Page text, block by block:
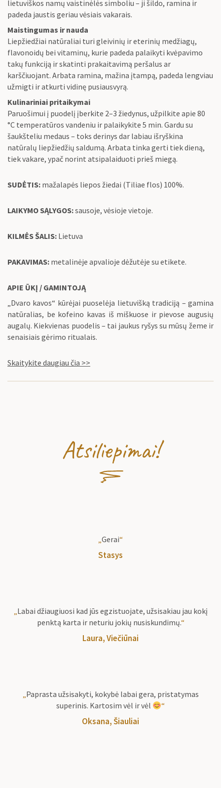
lietuviškos namų vaistinėlės simboliu – ji šildo, ramina ir
padeda jaustis geriau vėsiais vakarais.
Maistingumas ir nauda
Liepžiedžiai natūraliai turi gleivinių ir eterinių medžiagų,
flavonoidų bei vitaminų, kurie padeda palaikyti kvėpavimo
takų funkciją ir skatinti prakaitavimą peršalus ar
karščiuojant. Arbata ramina, mažina įtampą, padeda lengviau
užmigti ir atkurti vidinę pusiausvyrą.
Kulinariniai pritaikymai
Paruošimui į puodelį įberkite 2–3 žiedynus, užpilkite apie 80
°C temperatūros vandeniu ir palaikykite 5 min. Gardu su
šaukšteliu medaus – toks derinys dar labiau išryškina
natūralų liepžiedžių saldumą. Arbata tinka gerti tiek dieną,
tiek vakare, ypač norint atsipalaiduoti prieš miegą.
SUDĖTIS: mažalapės liepos žiedai (Tiliae flos) 100%.
LAIKYMO SĄLYGOS:sausoje, vėsioje vietoje.
KILMĖS ŠALIS: Lietuva
PAKAVIMAS: metalinėje apvalioje dėžutėje su etikete.
APIE ŪKĮ / GAMINTOJĄ
„Dvaro kavos“ kūrėjai puoselėja lietuvišką tradiciją – gamina
natūralias, be kofeino kavas iš miškuose ir pievose augusių
augalų. Kiekvienas puodelis – tai jaukus ryšys su mūsų žeme ir
senaisiais gėrimo ritualais.
Skaitykite daugiau čia >>
Atsiliepimai!
„Gerai“
Stasys
„Labai džiaugiuosi kad jūs egzistuojate, užsisakiau jau kokį
penktą karta ir neturiu jokių nusiskundimų.“
Laura, Viečiūnai
„Paprasta užsisakyti, kokybė labai gera, pristatymas
superinis. Kartosim vėl ir vėl
“
Oksana, Šiauliai